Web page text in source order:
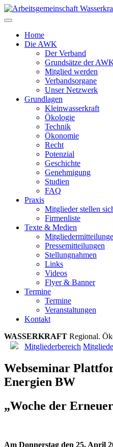
Zum
Inhalt
Home
Die AWK
Der Verband
Grundsätze der
Mitglied werden
Verbandsorgane
Unser Netzwerk
Grundlagen
Kleinwasserkraft
Ökologie
Technik
Ökonomie
Recht
Potenzial
Geschichte
Genehmigung
Studien
FAQ
Praxis
Mitglieder stellen
Firmenliste
Texte & Medien
Pressemitteilungen
Stellungnahmen
Links
Videos
Flyer & Banner
Termine
Termine
Veranstaltungen
Kontakt
WASSERKRAFT Regional. Ök
Mitgliederbereich
Webseminar
Energien BW
„Woche der
Am Donnerstag den 25. April